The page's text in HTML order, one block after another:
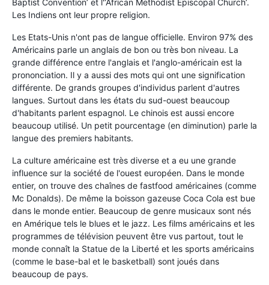
Les Indiens ont leur propre religion.
Les Etats-Unis n'ont pas de langue officielle. Environ 97% des
Américains parle un anglais de bon ou très bon niveau. La
grande différence entre l'anglais et l'anglo-américain est la
prononciation. Il y a aussi des mots qui ont une signification
différente. De grands groupes d'individus parlent d'autres
langues. Surtout dans les états du sud-ouest beaucoup
d'habitants parlent espagnol. Le chinois est aussi encore
beaucoup utilisé. Un petit pourcentage (en diminution) parle la
langue des premiers habitants.
La culture américaine est très diverse et a eu une grande
influence sur la société de l'ouest européen. Dans le monde
entier, on trouve des chaînes de fastfood américaines (comme
Mc Donalds). De même la boisson gazeuse Coca Cola est bue
dans le monde entier. Beaucoup de genre musicaux sont nés
en Amérique tels le blues et le jazz. Les films américains et les
programmes de télévision peuvent être vus partout, tout le
monde connaît la Statue de la Liberté et les sports américains
(comme le base-bal et le basketball) sont joués dans
beaucoup de pays.